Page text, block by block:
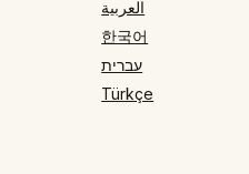
العربية
한국어
עברית
Türkçe